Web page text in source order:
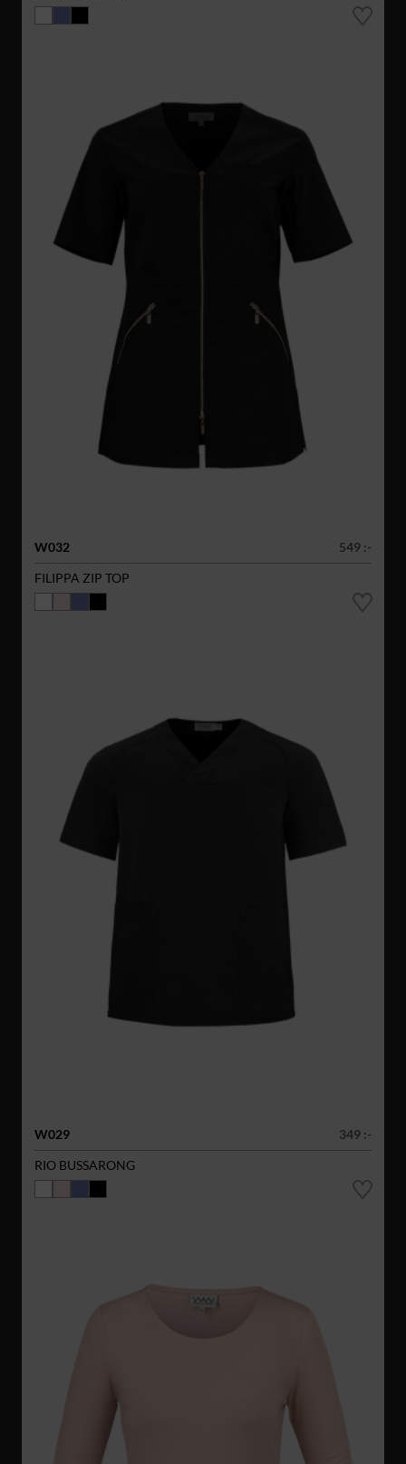
W032
549 :-
FILIPPA ZIP TOP
W029
349 :-
RIO BUSSARONG